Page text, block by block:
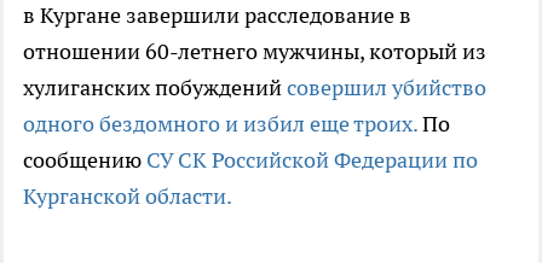
в Кургане завершили расследование в
отношении 60-летнего мужчины, который из
хулиганских побужденийсовершил убийство
одного бездомного и избил еще троих.По
сообщению СУ СК Российской Федерации по
Курганской области.